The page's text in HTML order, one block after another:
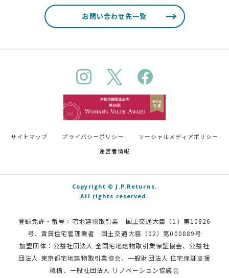
お問い合わせ先一覧
サイトマップ プライバシーポリシー
ソーシャルメディアポリシー
運営者情報
Copyright © J.P.Returns.
All rights reserved.
登録免許・番号：宅地建物取引業 国土交通大臣（1）第10826
号、賃貸住宅管理業者 国土交通大臣（02）第000889号
加盟団体： 公益社団法人 全国宅地建物取引業保証協会、公益社
団法人 東京都宅地建物取引業協会、一般財団法人 住宅保証支援
機構、 一般社団法人 リノベーション協議会